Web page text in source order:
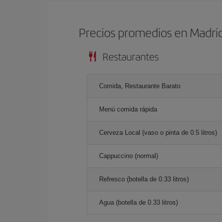
Precios promedios en
Restaurantes
Comida, Restaurante Barato
Menú comida rápida
Cerveza Local (vaso o pinta de 0.5 litros)
Cappuccino (normal)
Refresco (botella de 0.33 litros)
Agua (botella de 0.33 litros)